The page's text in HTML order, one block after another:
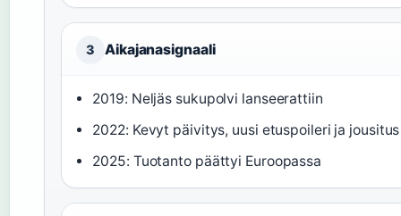
3 Aikajanasignaali
2019: Neljäs sukupolvi lanseerattiin
2022: Kevyt päivitys, uusi etuspoileri ja jousitus
2025: Tuotanto päättyi Euroopassa